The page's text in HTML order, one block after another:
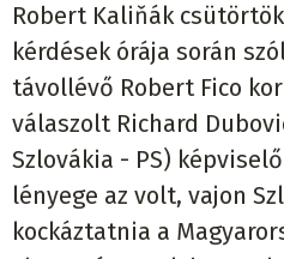
Robert Kaliňák
kérdések órája során
távollévő Robert Fico
válaszolt Richard
Szlovákia - PS)
lényege az volt, vajon
kockáztatnia a